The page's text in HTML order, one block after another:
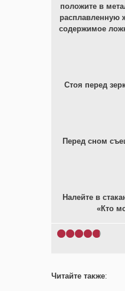
положите в
расплавленную
содержимое
Стоя перед
Перед сном
Налейте в
«Кто
Читайте также: